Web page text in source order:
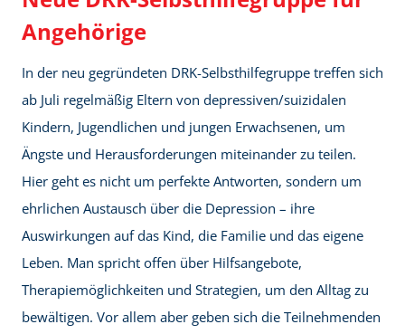
Angehörige
In der neu gegründeten DRK-Selbsthilfegruppe treffen sich
ab Juli regelmäßig Eltern von depressiven/suizidalen
Kindern, Jugendlichen und jungen Erwachsenen, um
Ängste und Herausforderungen miteinander zu teilen.
Hier geht es nicht um perfekte Antworten, sondern um
ehrlichen Austausch über die Depression – ihre
Auswirkungen auf das Kind, die Familie und das eigene
Leben. Man spricht offen über Hilfsangebote,
Therapiemöglichkeiten und Strategien, um den Alltag zu
bewältigen. Vor allem aber geben sich die Teilnehmenden